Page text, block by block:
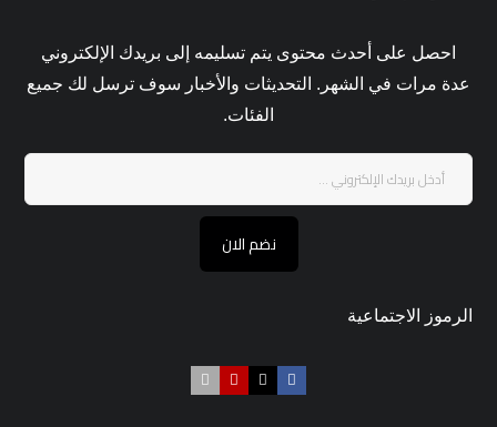
احصل على أحدث محتوى يتم تسليمه إلى بريدك الإلكتروني
عدة مرات في الشهر. التحديثات والأخبار سوف ترسل لك جميع
الفئات.
نضم الان
الرموز الاجتماعية